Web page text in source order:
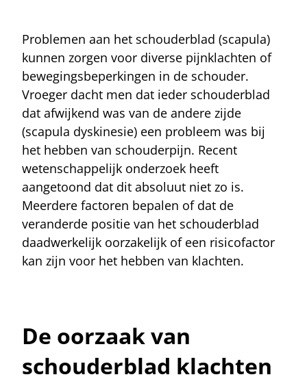
Problemen aan het schouderblad (scapula)
kunnen zorgen voor diverse pijnklachten of
bewegingsbeperkingen in de schouder.
Vroeger dacht men dat ieder schouderblad
dat afwijkend was van de andere zijde
(scapula dyskinesie) een probleem was bij
het hebben van schouderpijn. Recent
wetenschappelijk onderzoek heeft
aangetoond dat dit absoluut niet zo is.
Meerdere factoren bepalen of dat de
veranderde positie van het schouderblad
daadwerkelijk oorzakelijk of een risicofactor
kan zijn voor het hebben van klachten.
De oorzaak van
schouderblad klachten